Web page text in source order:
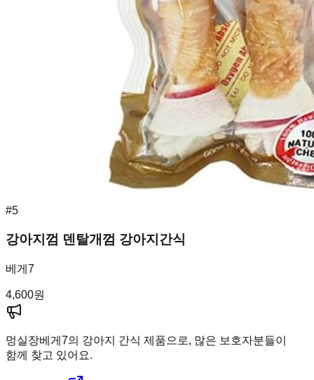
#5
강아지껌 덴탈개껌 강아지간식
베게7
4,600원
멍실장베게7의 강아지 간식 제품으로, 많은 보호자분들이
함께 찾고 있어요.